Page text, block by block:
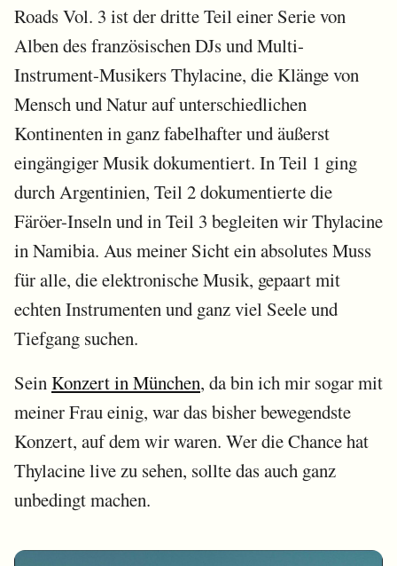
Roads Vol. 3 ist der dritte Teil einer Serie von
Alben des französischen DJs und Multi-
Instrument-Musikers Thylacine, die Klänge von
Mensch und Natur auf unterschiedlichen
Kontinenten in ganz fabelhafter und äußerst
eingängiger Musik dokumentiert. In Teil 1 ging
durch Argentinien, Teil 2 dokumentierte die
Färöer-Inseln und in Teil 3 begleiten wir Thylacine
in Namibia. Aus meiner Sicht ein absolutes Muss
für alle, die elektronische Musik, gepaart mit
echten Instrumenten und ganz viel Seele und
Tiefgang suchen.
SeinKonzert in München, da bin ich mir sogar mit
meiner Frau einig, war das bisher bewegendste
Konzert, auf dem wir waren. Wer die Chance hat
Thylacine live zu sehen, sollte das auch ganz
unbedingt machen.